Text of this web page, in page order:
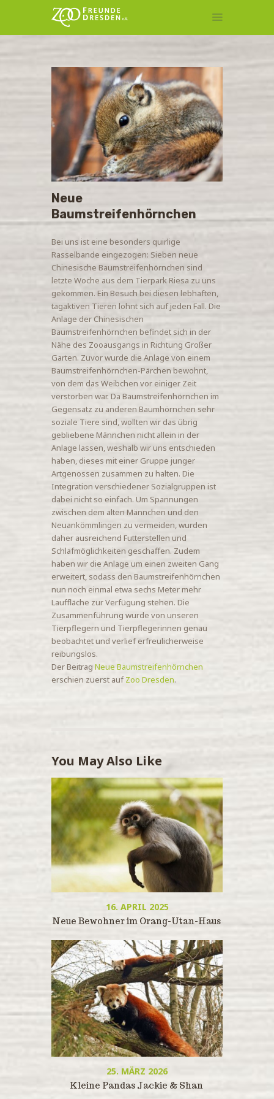
MITGLIEDSCHAFT
TIERPATENSCHAFT
KONTAKT
Neue
Baumstreifenhörnchen
Bei uns ist eine besonders quirlige
Rasselbande eingezogen: Sieben neue
Chinesische Baumstreifenhörnchen sind
letzte Woche aus dem Tierpark Riesa zu uns
gekommen. Ein Besuch bei diesen lebhaften,
tagaktiven Tieren lohnt sich auf jeden Fall. Die
Anlage der Chinesischen
Baumstreifenhörnchen befindet sich in der
Nähe des Zooausgangs in Richtung Großer
Garten. Zuvor wurde die Anlage von einem
Baumstreifenhörnchen-Pärchen bewohnt,
von dem das Weibchen vor einiger Zeit
verstorben war. Da Baumstreifenhörnchen im
Gegensatz zu anderen Baumhörnchen sehr
soziale Tiere sind, wollten wir das übrig
gebliebene Männchen nicht allein in der
Anlage lassen, weshalb wir uns entschieden
haben, dieses mit einer Gruppe junger
Artgenossen zusammen zu halten. Die
Integration verschiedener Sozialgruppen ist
dabei nicht so einfach. Um Spannungen
zwischen dem alten Männchen und den
Neuankömmlingen zu vermeiden, wurden
daher ausreichend Futterstellen und
Schlafmöglichkeiten geschaffen. Zudem
haben wir die Anlage um einen zweiten Gang
erweitert, sodass den Baumstreifenhörnchen
nun noch einmal etwa sechs Meter mehr
Lauffläche zur Verfügung stehen. Die
Zusammenführung wurde von unseren
Tierpflegern und Tierpflegerinnen genau
beobachtet und verlief erfreulicherweise
reibungslos.
Der Beitrag Neue Baumstreifenhörnchen
erschien zuerst aufZoo Dresden.
You May Also Like
16. APRIL 2025
Neue Bewohner im Orang-Utan-Haus
25. MÄRZ 2026
Kleine Pandas Jackie & Shan